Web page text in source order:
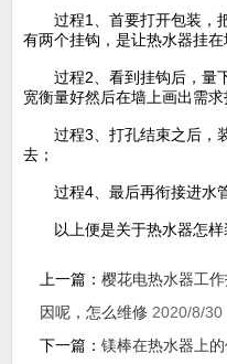
过程1、首要打开包装，
有两个挂钩，是让热水器挂在
过程2、看到挂钩后，量下
宽衡量好然后在墙上画出需求
过程3、打孔结束之后，装
去；
过程4、最后再衔接进水管
以上便是关于热水器怎样
上一篇： 樱花电热水器工
因呢，怎么维修 2020/8/30
下一篇： 镁棒在热水器上